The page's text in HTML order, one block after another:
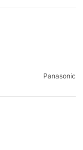
Panasonic